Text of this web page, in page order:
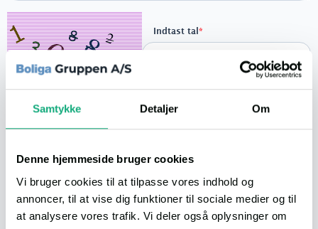
Samtykke Detaljer Om
Denne hjemmeside bruger cookies
Vi bruger cookies til at tilpasse vores indhold og
annoncer, til at vise dig funktioner til sociale medier og til
at analysere vores trafik. Vi deler også oplysninger om
Indtast tal *
Så nemt er det
1